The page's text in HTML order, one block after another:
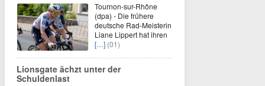
Tournon-sur-Rhône
(dpa) - Die frühere
deutsche Rad-Meisterin
Liane Lippert hat ihren
[…] (01)
Lionsgate ächzt unter der
Schuldenlast